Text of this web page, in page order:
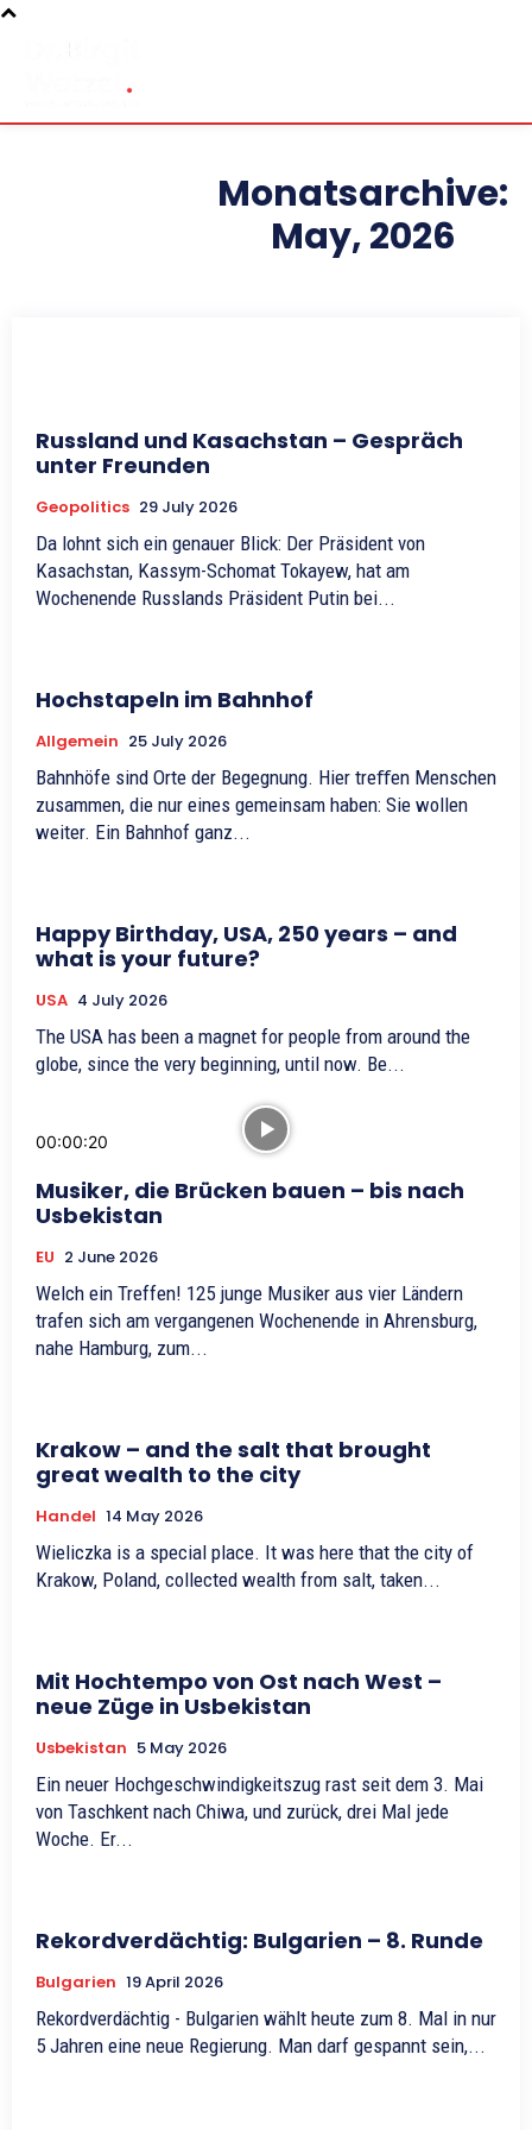
Monatsarchive:
May, 2026
Russland und Kasachstan – Gespräch
unter Freunden
Geopolitics 29 July 2026
Da lohnt sich ein genauer Blick: Der Präsident von
Kasachstan, Kassym-Schomat Tokayew, hat am
Wochenende Russlands Präsident Putin bei...
Hochstapeln im Bahnhof
Allgemein 25 July 2026
Bahnhöfe sind Orte der Begegnung. Hier treﬀen Menschen
zusammen, die nur eines gemeinsam haben: Sie wollen
weiter. Ein Bahnhof ganz...
Happy Birthday, USA, 250 years – and
what is your future?
USA 4 July 2026
The USA has been a magnet for people from around the
globe, since the very beginning, until now. Be...
00:00:20
Musiker, die Brücken bauen – bis nach
Usbekistan
EU 2 June 2026
Welch ein Treffen! 125 junge Musiker aus vier Ländern
trafen sich am vergangenen Wochenende in Ahrensburg,
nahe Hamburg, zum...
Krakow – and the salt that brought
great wealth to the city
Handel 14 May 2026
Wieliczka is a special place. It was here that the city of
Krakow, Poland, collected wealth from salt, taken...
Mit Hochtempo von Ost nach West –
neue Züge in Usbekistan
Usbekistan 5 May 2026
Ein neuer Hochgeschwindigkeitszug rast seit dem 3. Mai
von Taschkent nach Chiwa, und zurück, drei Mal jede
Woche. Er...
Rekordverdächtig: Bulgarien – 8. Runde
Bulgarien 19 April 2026
Rekordverdächtig - Bulgarien wählt heute zum 8. Mal in nur
5 Jahren eine neue Regierung. Man darf gespannt sein,...